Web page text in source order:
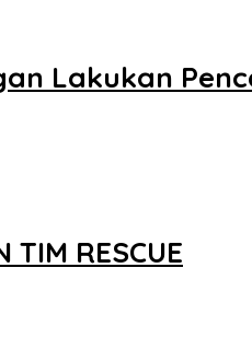
Lakukan
TIM RESCUE